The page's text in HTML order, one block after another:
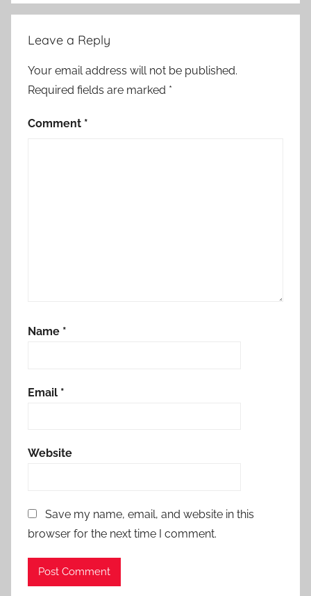
Leave a Reply
Your email address will not be published.
Required fields are marked *
Comment *
Name *
Email *
Website
Save my name, email, and website in this
browser for the next time I comment.